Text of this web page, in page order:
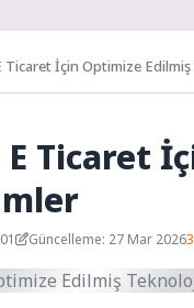
Ticaret İçin Optimize
E Ticaret
Güncelleme: 27 Mar 2026